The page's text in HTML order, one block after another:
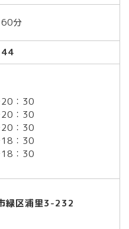
分
：30
：30
：30
：30
：30
緑区浦里3-232